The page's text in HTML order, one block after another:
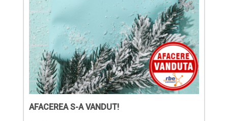
AFACEREA S-A VANDUT!